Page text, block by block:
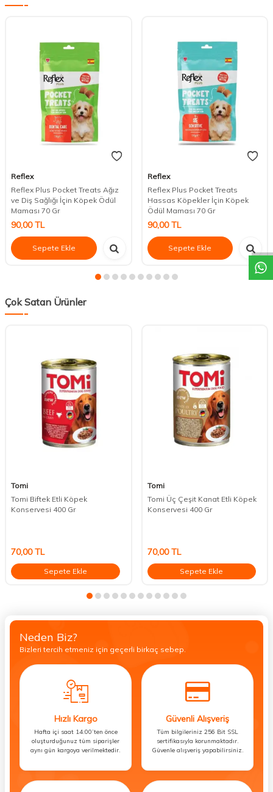
Reflex
Reflex Plus Pocket Treats Ağız
ve Diş Sağlığı İçin Köpek Ödül
Maması 70 Gr
90,00TL
Sepete Ekle
Reflex
Reflex Plus Pocket Treats
Hassas Köpekler İçin Köpek
Ödül Maması 70 Gr
90,00TL
Sepete Ekle
Çok Satan Ürünler
Tomi
Tomi Biftek Etli Köpek
Konservesi 400 Gr
70,00TL
Sepete Ekle
Tomi
Tomi Üç Çeşit Kanat Etli Köpek
Konservesi 400 Gr
70,00TL
Sepete Ekle
Neden Biz?
Bizleri tercih etmeniz için geçerli birkaç sebep.
Hızlı Kargo
Hafta içi saat 14:00’ten önce
oluşturduğunuz tüm siparişler
aynı gün kargoya verilmektedir.
Güvenli Alışveriş
Tüm bilgileriniz 256 Bit SSL
sertifikasıyla korunmaktadır.
Güvenle alışveriş yapabilirsiniz.